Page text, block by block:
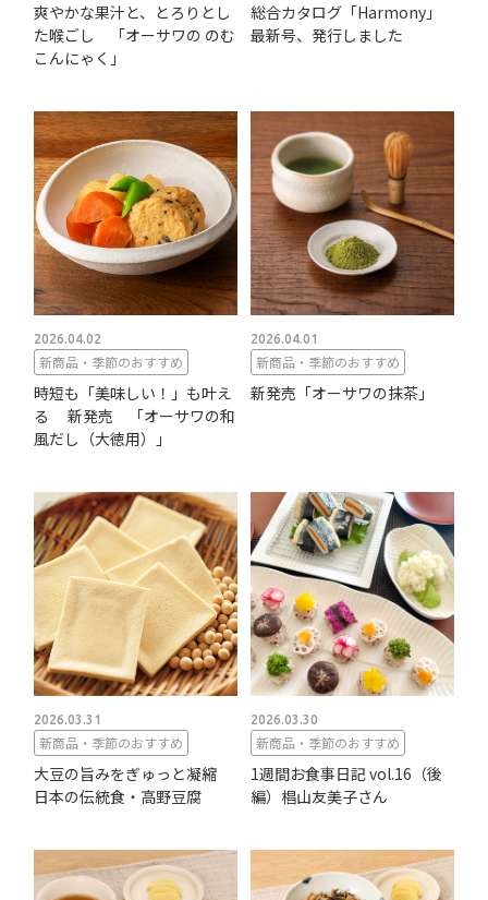
爽やかな果汁と、とろりとし
た喉ごし 「オーサワの のむ
こんにゃく」
総合カタログ「Harmony」
最新号、発行しました
2026.04.02
新商品・季節のおすすめ
時短も「美味しい！」も叶え
る 新発売 「オーサワの和
風だし（大徳用）」
2026.04.01
新商品・季節のおすすめ
新発売「オーサワの抹茶」
2026.03.31
新商品・季節のおすすめ
大豆の旨みをぎゅっと凝縮
日本の伝統食・高野豆腐
2026.03.30
新商品・季節のおすすめ
1週間お食事日記 vol.16（後
編）椙山友美子さん